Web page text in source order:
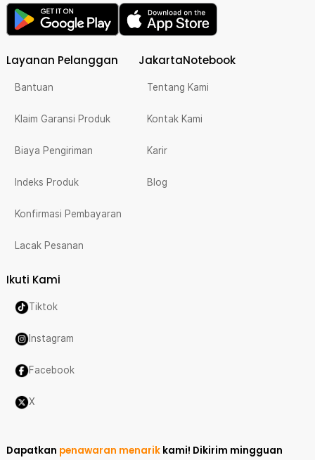
Layanan Pelanggan
Bantuan
Klaim Garansi Produk
Biaya Pengiriman
Indeks Produk
Konfirmasi Pembayaran
Lacak Pesanan
JakartaNotebook
Tentang Kami
Kontak Kami
Karir
Blog
Ikuti Kami
Tiktok
Instagram
Facebook
X
Dapatkan penawaran menarik kami! Dikirim mingguan